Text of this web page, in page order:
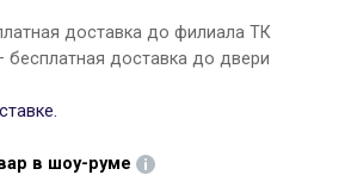
доставка до филиала ТК
бесплатная доставка до двери
в шоу-руме